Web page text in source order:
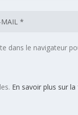
dans le navigateur
En savoir plus sur